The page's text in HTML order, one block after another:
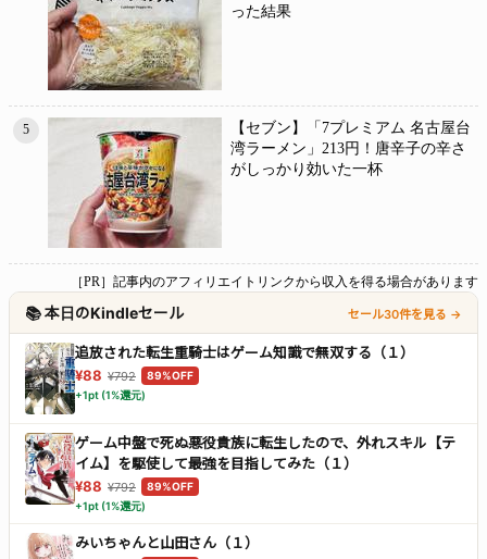
った結果
5
【セブン】「7プレミアム 名古屋台
湾ラーメン」213円！唐辛子の辛さ
がしっかり効いた一杯
［PR］記事内のアフィリエイトリンクから収入を得る場合があります
📚 本日のKindleセール セール30件を見る →
追放された転生重騎士はゲーム知識で無双する（１）
¥88 ¥792
89%OFF
+1pt (1%還元)
ゲーム中盤で死ぬ悪役貴族に転生したので、外れスキル【テ
イム】を駆使して最強を目指してみた（１）
¥88 ¥792
89%OFF
+1pt (1%還元)
みいちゃんと山田さん（１）